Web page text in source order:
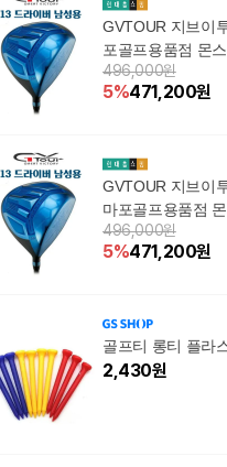
GVTOUR 지브이
포골프용품점 몬
496,000원
5%471,200원
GVTOUR 지브이
마포골프용품점
496,000원
5%471,200원
골프티 롱티 플라
2,430원